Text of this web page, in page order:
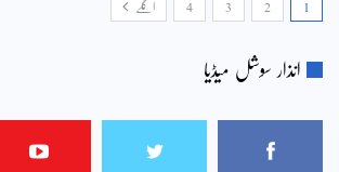
1
2
3
4 اگلے
انذار سوشل میڈیا